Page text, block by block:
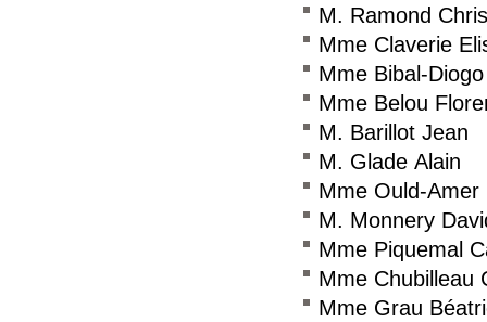
M. Ramond
Mme Claverie
Mme Bibal-
Mme Belou
M. Barillot Jean
M. Glade Alain
Mme Ould-Amer
M. Monnery
Mme Piquemal
Mme Chubilleau
Mme Grau